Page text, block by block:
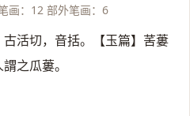
画：12 部外笔画：6
古活切，音括。【玉篇】䒷蔞
之瓜蔞。